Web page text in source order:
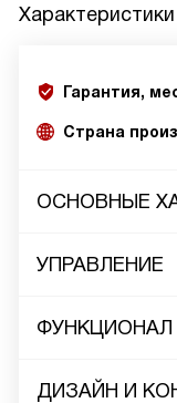
Характеристики
Гарантия,
Страна
ОСНОВНЫЕ
УПРАВЛЕНИЕ
ФУНКЦИОНАЛ
ДИЗАЙН И